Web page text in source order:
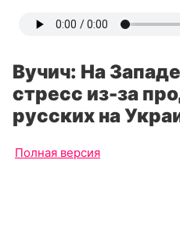
Вучич: На
стресс из-за
русских на
Полная версия